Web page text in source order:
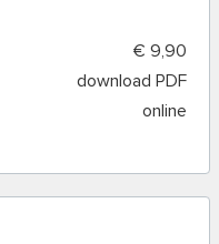
€ 9,90
download PDF
online